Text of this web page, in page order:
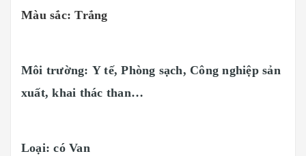
Màu sắc: Trắng
Môi trường: Y tế, Phòng sạch, Công nghiệp sản
xuất, khai thác than…
Loại: có Van